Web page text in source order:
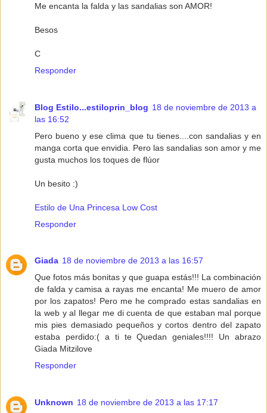
Me encanta la falda y las sandalias son AMOR!
Besos
C
Responder
Blog Estilo...estiloprin_blog 18 de noviembre de 2013 a
las 16:52
Pero bueno y ese clima que tu tienes....con sandalias y en
manga corta que envidia. Pero las sandalias son amor y me
gusta muchos los toques de flúor
Un besito :)
Estilo de Una Princesa Low Cost
Responder
Giada 18 de noviembre de 2013 a las 16:57
Que fotos más bonitas y que guapa estás!!! La combinación
de falda y camisa a rayas me encanta! Me muero de amor
por los zapatos! Pero me he comprado estas sandalias en
la web y al llegar me di cuenta de que estaban mal porque
mis pies demasiado pequeños y cortos dentro del zapato
estaba perdido:( a ti te Quedan geniales!!!! Un abrazo
Giada Mitzilove
Responder
Unknown 18 de noviembre de 2013 a las 17:17